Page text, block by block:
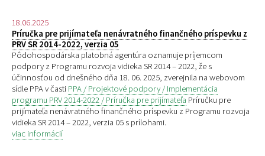
18.06.2025
Príručka pre prijímateľa nenávratného finančného príspevku z
PRV SR 2014-2022, verzia 05
Pôdohospodárska platobná agentúra oznamuje príjemcom
podpory z Programu rozvoja vidieka SR 2014 – 2022, že s
účinnosťou od dnešného dňa 18. 06. 2025, zverejnila na webovom
sídle PPA v časti PPA / Projektové podpory / Implementácia
programu PRV 2014-2022 / Príručka pre prijímateľa Príručku pre
prijímateľa nenávratného finančného príspevku z Programu rozvoja
vidieka SR 2014 – 2022, verzia 05 s prílohami.
viac informácií